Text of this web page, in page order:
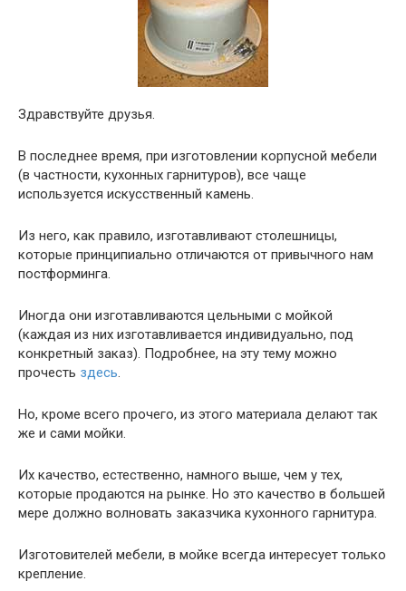
Здравствуйте друзья.
В последнее время, при изготовлении корпусной мебели
(в частности, кухонных гарнитуров), все чаще
используется искусственный камень.
Из него, как правило, изготавливают столешницы,
которые принципиально отличаются от привычного нам
постформинга.
Иногда они изготавливаются цельными с мойкой
(каждая из них изготавливается индивидуально, под
конкретный заказ). Подробнее, на эту тему можно
прочесть здесь.
Но, кроме всего прочего, из этого материала делают так
же и сами мойки.
Их качество, естественно, намного выше, чем у тех,
которые продаются на рынке. Но это качество в большей
мере должно волновать заказчика кухонного гарнитура.
Изготовителей мебели, в мойке всегда интересует только
крепление.